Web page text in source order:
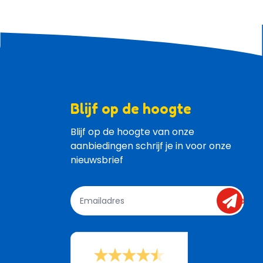
Blijf op de hoogte
Blijf op de hoogte van onze
aanbiedingen schrijf je in voor onze
nieuwsbrief
send